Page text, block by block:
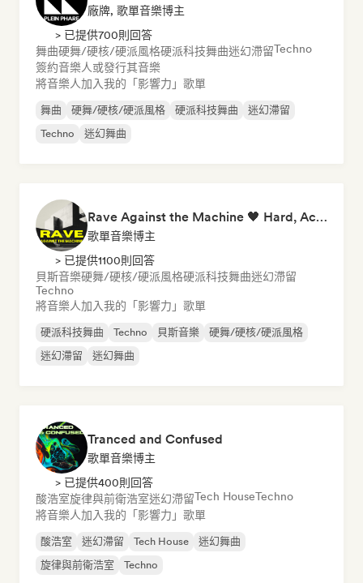
廠牌, 歌單音樂博主
> 已提供700則回答
舞曲硬舞/硬核/硬派風格硬派科技舞曲迷幻滯留Techno
簽約音樂人或發行其音樂
將音樂人加入我的「影響力」歌單
舞曲 硬舞/硬核/硬派風格 硬派科技舞曲
迷幻滯留
Techno
迷幻舞曲
Rave Against the Machine 🖤 Hard, Acid & Dark Techno
歌單音樂博主
> 已提供1100則回答
貝斯音樂硬舞/硬核/硬派風格硬派科技舞曲迷幻滯留
Techno
將音樂人加入我的「影響力」歌單
硬派科技舞曲 Techno 貝斯音樂
硬舞/硬核/硬派風格
迷幻滯留
迷幻舞曲
Tranced and Confused
歌單音樂博主
> 已提供400則回答
酸浩室旋律與前衛浩室迷幻滯留Tech HouseTechno
將音樂人加入我的「影響力」歌單
酸浩室 迷幻滯留 Tech House
迷幻舞曲
旋律與前衛浩室
Techno